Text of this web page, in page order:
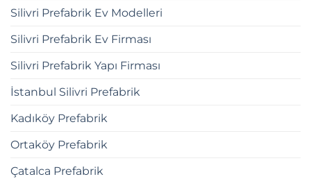
Silivri Prefabrik Ev Modelleri
Silivri Prefabrik Ev Firması
Silivri Prefabrik Yapı Firması
İstanbul Silivri Prefabrik
Kadıköy Prefabrik
Ortaköy Prefabrik
Çatalca Prefabrik